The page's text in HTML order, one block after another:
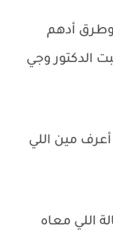
وطرق أدهم
الدكتور وجي
مين اللي
اللي معاه